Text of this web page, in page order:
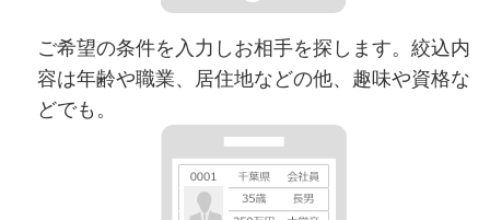
ご希望の条件を入力しお相手を探します。絞込内
容は年齢や職業、居住地などの他、趣味や資格な
どでも。